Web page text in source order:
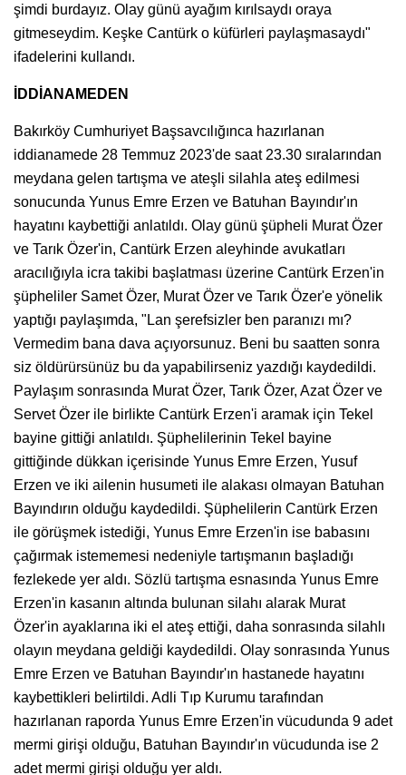
şimdi burdayız. Olay günü ayağım kırılsaydı oraya
gitmeseydim. Keşke Cantürk o küfürleri paylaşmasaydı"
ifadelerini kullandı.
İDDİANAMEDEN
Bakırköy Cumhuriyet Başsavcılığınca hazırlanan
iddianamede 28 Temmuz 2023'de saat 23.30 sıralarından
meydana gelen tartışma ve ateşli silahla ateş edilmesi
sonucunda Yunus Emre Erzen ve Batuhan Bayındır'ın
hayatını kaybettiği anlatıldı. Olay günü şüpheli Murat Özer
ve Tarık Özer'in, Cantürk Erzen aleyhinde avukatları
aracılığıyla icra takibi başlatması üzerine Cantürk Erzen'in
şüpheliler Samet Özer, Murat Özer ve Tarık Özer'e yönelik
yaptığı paylaşımda, "Lan şerefsizler ben paranızı mı?
Vermedim bana dava açıyorsunuz. Beni bu saatten sonra
siz öldürürsünüz bu da yapabilirseniz yazdığı kaydedildi.
Paylaşım sonrasında Murat Özer, Tarık Özer, Azat Özer ve
Servet Özer ile birlikte Cantürk Erzen'i aramak için Tekel
bayine gittiği anlatıldı. Şüphelilerinin Tekel bayine
gittiğinde dükkan içerisinde Yunus Emre Erzen, Yusuf
Erzen ve iki ailenin husumeti ile alakası olmayan Batuhan
Bayındırın olduğu kaydedildi. Şüphelilerin Cantürk Erzen
ile görüşmek istediği, Yunus Emre Erzen'in ise babasını
çağırmak istememesi nedeniyle tartışmanın başladığı
fezlekede yer aldı. Sözlü tartışma esnasında Yunus Emre
Erzen'in kasanın altında bulunan silahı alarak Murat
Özer'in ayaklarına iki el ateş ettiği, daha sonrasında silahlı
olayın meydana geldiği kaydedildi. Olay sonrasında Yunus
Emre Erzen ve Batuhan Bayındır'ın hastanede hayatını
kaybettikleri belirtildi. Adli Tıp Kurumu tarafından
hazırlanan raporda Yunus Emre Erzen'in vücudunda 9 adet
mermi girişi olduğu, Batuhan Bayındır'ın vücudunda ise 2
adet mermi girişi olduğu yer aldı.